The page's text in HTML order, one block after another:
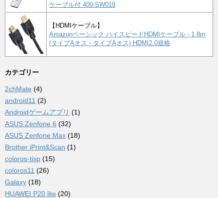
ケーブル付 400-SW019
【HDMIケーブル】
Amazonベーシック ハイスピードHDMIケーブル - 1.8m
(タイプAオス - タイプAオス) HDMI2.0規格
カテゴリー
2chMate (4)
android11 (2)
Androidゲームアプリ (1)
ASUS Zenfone 6 (32)
ASUS Zenfone Max (18)
Brother iPrint&Scan (1)
coloros-tisp (15)
coloros11 (26)
Galaxy (18)
HUAWEI P20 lite (20)